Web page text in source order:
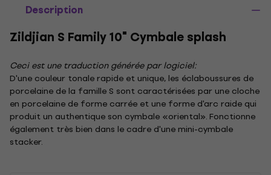
Description
Zildjian S Family 10" Cymbale splash
Ceci est une traduction générée par logiciel:
D'une couleur tonale rapide et unique, les éclaboussures de
porcelaine de la famille S sont caractérisées par une cloche
en porcelaine de forme carrée et une forme d'arc raide qui
produit un authentique son cymbale «oriental». Fonctionne
également très bien dans le cadre d'une mini-cymbale
stacker.